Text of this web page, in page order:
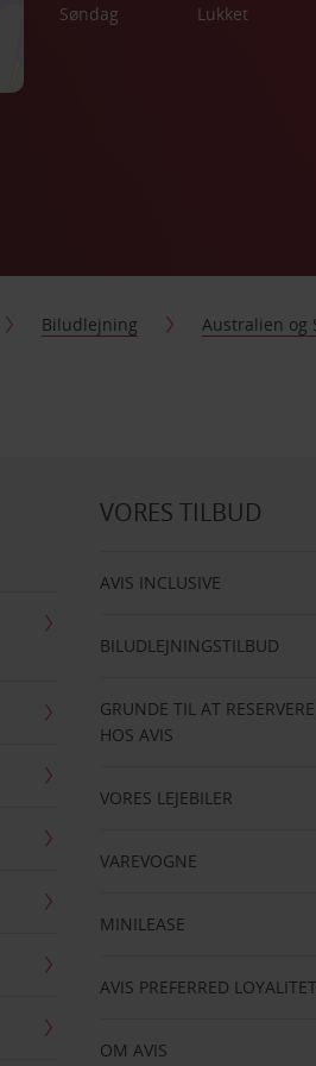
Søndag
Lukket
Biludlejning Australien og
VORES TILBUD
AVIS INCLUSIVE
BILUDLEJNINGSTILBUD
GRUNDE TIL AT
HOS AVIS
VORES LEJEBILER
VAREVOGNE
MINILEASE
AVIS PREFERRED
OM AVIS